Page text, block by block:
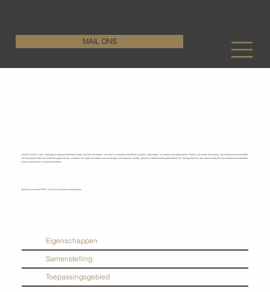
MAIL ONS
Lithofin Rost-Ex is een krachtige en gespecialiseerde reiniger voor het verwijderen van roest- en metaaloxidevlekken op beton, natuursteen en keramische oppervlakken. Dankzij de unieke formulering met reducerende werkstoffen
lost het product roest op zonder het oppervlak aan te tasten. Dit maakt het ideaal voor het reinigen van terrassen, opritten, gevels en andere buitenoppervlakken die blootgesteld zijn aan roestvorming door bijvoorbeeld tuinmeubelen,
ijzeren constructies of kunstmestvlekken.
20.40 euro inclusief BTW / 0,5 liter / exclusief verzendkosten
Eigenschappen
Samenstelling
Toepassingsgebied